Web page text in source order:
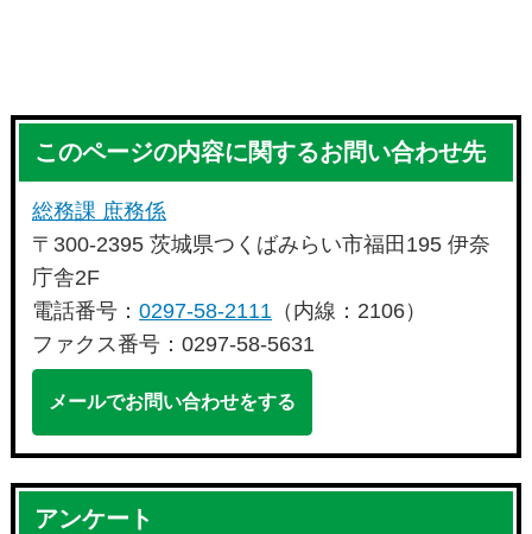
このページの内容に関するお問い合わせ先
総務課 庶務係
〒300-2395 茨城県つくばみらい市福田195 伊奈
庁舎2F
電話番号：0297-58-2111 （内線：2106）
ファクス番号：0297-58-5631
メールでお問い合わせをする
アンケート